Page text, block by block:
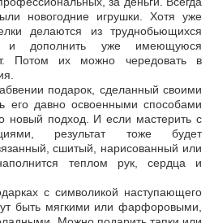
новогодние игрушки. Хотя уже
делаются из труднобьющихся
и дополнить уже имеющуюся
Потом их можно чередовать в
подарок, сделанный своими
его давно освоенными способами
новый подход. И если мастерить с
результат тоже будет
сшитый, нарисованный или
теплом рук, сердца и
с символикой наступающего
быть мягкими или фарфоровыми,